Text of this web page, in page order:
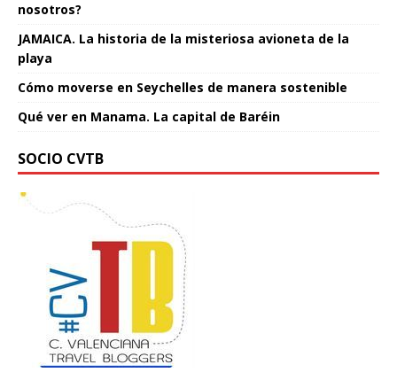
nosotros?
JAMAICA. La historia de la misteriosa avioneta de la
playa
Cómo moverse en Seychelles de manera sostenible
Qué ver en Manama. La capital de Baréin
SOCIO CVTB